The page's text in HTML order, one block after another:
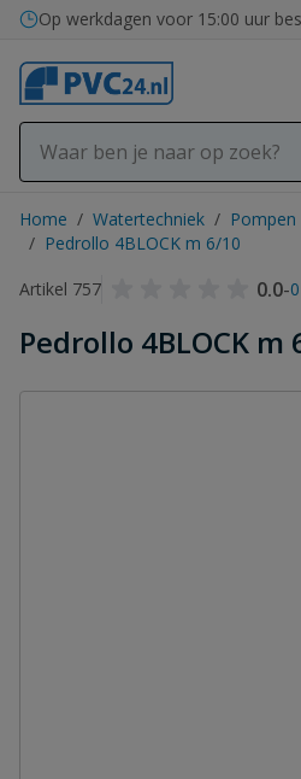
Ga naar de inhoud
Op werkdagen voor 15:00 uur
Home / Watertechniek / Pompen
/ Pedrollo 4BLOCK m 6/10
Artikel 757
0.0-
Pedrollo 4BLOCK m